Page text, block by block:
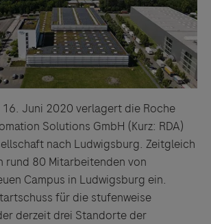
16. Juni 2020 verlagert die Roche
Solutions GmbH (Kurz: RDA)
nach Ludwigsburg. Zeitgleich
rund 80 Mitarbeitenden von
Campus in Ludwigsburg ein.
für die stufenweise
derzeit drei Standorte der